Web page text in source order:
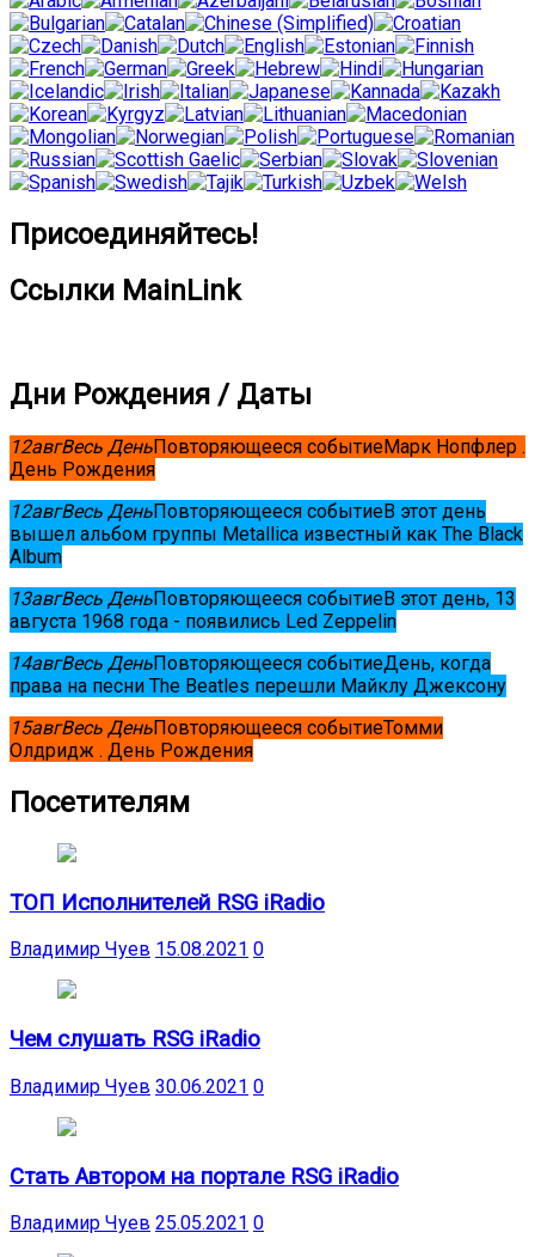
Присоединяйтесь!
Ссылки MainLink
Дни Рождения / Даты
12авгВесь ДеньПовторяющееся событиеМарк Нопфлер .
День Рождения
12авгВесь ДеньПовторяющееся событиеВ этот день
вышел альбом группы Metallica известный как The Black
Album
13авгВесь ДеньПовторяющееся событиеВ этот день, 13
августа 1968 года - появились Led Zeppelin
14авгВесь ДеньПовторяющееся событиеДень, когда
права на песни The Beatles перешли Майклу Джексону
15авгВесь ДеньПовторяющееся событиеТомми
Олдридж . День Рождения
Посетителям
ТОП Исполнителей RSG iRadio
Владимир Чуев 15.08.2021 0
Чем слушать RSG iRadio
Владимир Чуев 30.06.2021 0
Стать Автором на портале RSG iRadio
Владимир Чуев 25.05.2021 0